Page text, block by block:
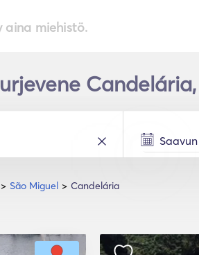
aina miehistö.
São Miguel Candelária